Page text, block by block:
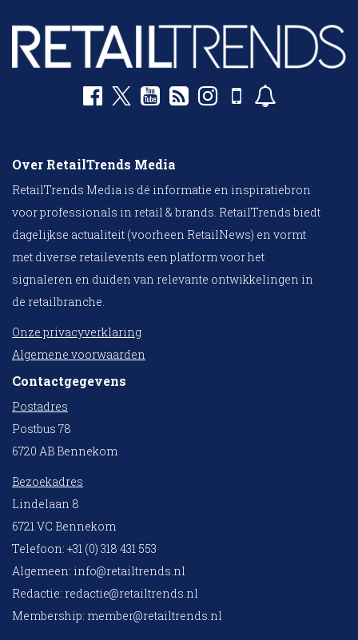
Over RetailTrends Media
RetailTrends Media is dé informatie en inspiratiebron
voor professionals in retail & brands. RetailTrends biedt
dagelijkse actualiteit (voorheen RetailNews) en vormt
met diverse retailevents een platform voor het
signaleren en duiden van relevante ontwikkelingen in
de retailbranche.
Onze privacyverklaring
Algemene voorwaarden
Contactgegevens
Postadres
Postbus 78
6720 AB Bennekom
Bezoekadres
Lindelaan 8
6721 VC Bennekom
Telefoon: +31 (0) 318 431 553
Algemeen: info@retailtrends.nl
Redactie: redactie@retailtrends.nl
Membership: member@retailtrends.nl